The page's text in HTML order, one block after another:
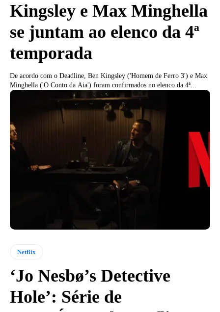
Kingsley e Max Minghella
se juntam ao elenco da 4ª
temporada
De acordo com o Deadline, Ben Kingsley ('Homem de Ferro 3') e Max
Minghella ('O Conto da Aia') foram confirmados no elenco da 4ª...
Netflix
‘Jo Nesbø’s Detective
Hole’: Série de